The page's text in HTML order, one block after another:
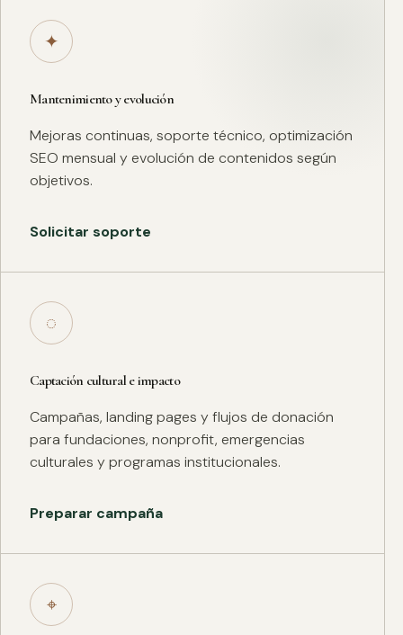
✦
Mantenimiento y evolución
Mejoras continuas, soporte técnico, optimización
SEO mensual y evolución de contenidos según
objetivos.
Solicitar soporte
◌
Captación cultural e impacto
Campañas, landing pages y flujos de donación
para fundaciones, nonprofit, emergencias
culturales y programas institucionales.
Preparar campaña
⌖